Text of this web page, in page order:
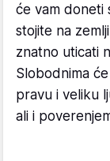
će vam doneti
stojite na
znatno uticati
Slobodnima
pravu i veliku
ali i